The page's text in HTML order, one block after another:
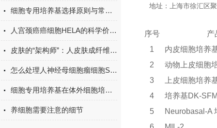
细胞专用培养基选择原则与常见问题解决方案
人宫颈癌癌细胞HELA的科学价值与应用
皮肤的“架构师”：人皮肤成纤维细胞（HSF）的分布与核心作用
怎么处理人神经母细胞瘤细胞SH-SY5Y细胞中的黑点？
细胞专用培养基在体外细胞培养中的应用及日常管护研究
养细胞需要注意的细节
地址：上海市徐汇区聚
序号
产
1
内皮细胞培养
2
动物上皮细胞
3
上皮细胞培养
4
培养基DK-
5
Neurobasal-A